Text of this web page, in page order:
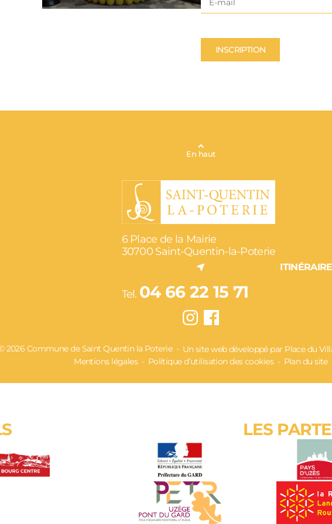
INSCRIPTION
En haut
6 Place de la Mairie
30700 Saint-Quentin-la-Poterie
ITINÉRAIRE
Tel. 04 66 22 15 71
2026 Commune de Saint Quentin la Poterie Un site web développé par Place du
Mentions légales
Politique d’utilisation des cookies Plan du site
LES